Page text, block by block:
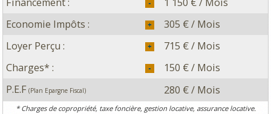
Economie Impôts :
305 € / Mois
Loyer Perçu :
715 € / Mois
Charges* :
150 € / Mois
P.E.F (Plan Epargne Fiscal) 280 € / Mois
* Charges de copropriété, taxe foncière, gestion locative, assurance locative.